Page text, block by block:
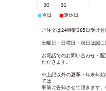
30
31
■今日 ■定休日
ご注文は24時間365日受け付
土曜日・日曜日・祝日は誠に
お電話でのお問い合わせ・
ただきます。
※上記以外の夏季・年末年始
ては
事前に告知させて頂きます。